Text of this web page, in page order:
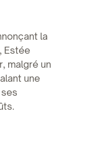
la
Estée
malgré un
une